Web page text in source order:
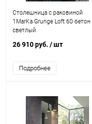
Столешница с раковиной
1MarKa Grunge Loft 60 бетон
светлый
26 910 руб. / шт
Подробнее